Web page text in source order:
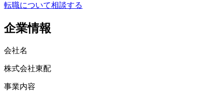
転職について相談する
企業情報
会社名
株式会社東配
事業内容